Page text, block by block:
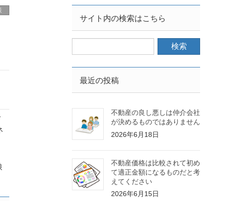
サイト内の検索はこちら
最近の投稿
不動産の良し悪しは仲介会社
が決めるものではありません
2026年6月18日
不動産価格は比較されて初め
て適正金額になるものだと考
えてください
2026年6月15日